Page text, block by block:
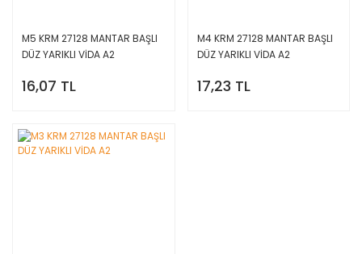
M5 KRM 27128 MANTAR BAŞLI
DÜZ YARIKLI VİDA A2
16,07 TL
M4 KRM 27128 MANTAR BAŞLI
DÜZ YARIKLI VİDA A2
17,23 TL